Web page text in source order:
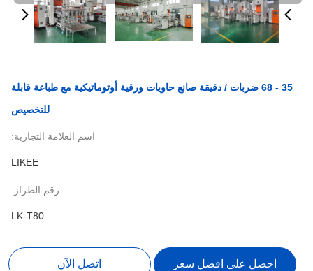
35 - 68 ضربات / دقيقة صانع حاويات ورقية أوتوماتيكية مع طباعة قابلة
للتخصيص
اسم العلامة التجارية:
LIKEE
رقم الطراز:
LK-T80
احصل على افضل سعر اتصل الآن